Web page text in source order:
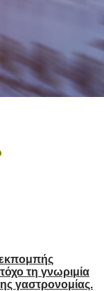
τη γνωριμία
γαστρονομίας.